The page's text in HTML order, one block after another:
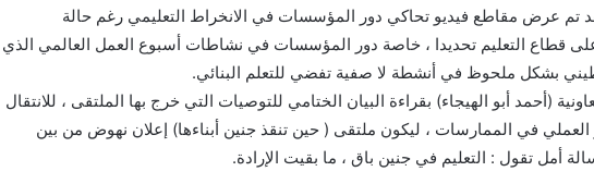
تم عرض مقاطع فيديو تحاكي دور المؤسسات في الانخراط التعليمي رغم حالة
قطاع التعليم تحديدا ، خاصة دور المؤسسات في نشاطات أسبوع العمل العالمي الذي
بشكل ملحوظ في أنشطة لا صفية تفضي للتعلم البنائي.
(أحمد أبو الهيجاء) بقراءة البيان الختامي للتوصيات التي خرج بها الملتقى ، للانتقال
العملي في الممارسات ، ليكون ملتقى ( حين تنقذ جنين أبناءها) إعلان نهوض من بين
أمل تقول : التعليم في جنين باق ، ما بقيت الإرادة.